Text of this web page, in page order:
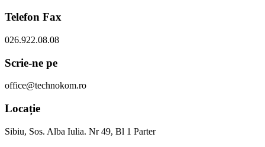
Telefon Fax
026.922.08.08
Scrie-ne pe
office@technokom.ro
Locație
Sibiu, Sos. Alba Iulia. Nr 49, Bl 1 Parter